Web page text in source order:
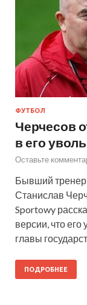
ФУТБОЛ
Черчесов
в его
Оставьте
Бывший тренер
Станислав
Sportowy
версии, что
главы
ПОДРОБНЕЕ